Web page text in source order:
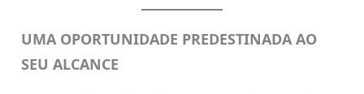
UMA OPORTUNIDADE PREDESTINADA AO
SEU ALCANCE